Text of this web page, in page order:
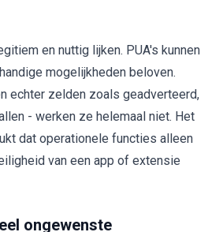
en nuttig lijken. PUA's kunnen
mogelijkheden beloven.
echter zelden zoals geadverteerd,
- werken ze helemaal niet. Het
dat operationele functies alleen
van een app of extensie
ongewenste